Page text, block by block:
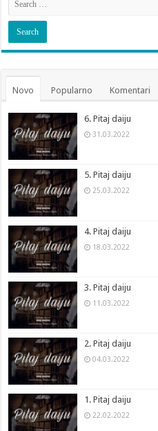
Novo Popularno Komentari
6. Pitaj daiju
31.03.2022
5. Pitaj daiju
25.03.2022
4. Pitaj daiju
18.03.2022
3. Pitaj daiju
11.03.2022
2. Pitaj daiju
04.03.2022
1. Pitaj daiju
22.02.2022